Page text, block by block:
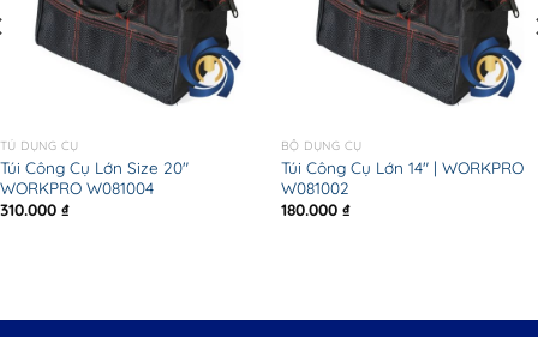
TỦ DỤNG CỤ
Túi Công Cụ Lớn Size 20″
WORKPRO W081004
310.000 ₫
BỘ DỤNG CỤ
Túi Công Cụ Lớn 14″ | WORKPRO
W081002
180.000 ₫